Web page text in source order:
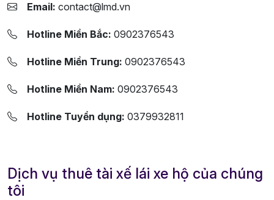
Email: contact@lmd.vn
Hotline Miền Bắc: 0902376543
Hotline Miền Trung: 0902376543
Hotline Miền Nam: 0902376543
Hotline Tuyển dụng: 0379932811
Dịch vụ thuê tài xế lái xe hộ của chúng
tôi